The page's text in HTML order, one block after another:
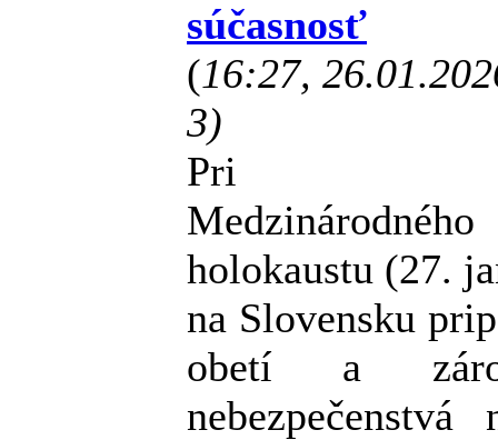
súčasnosť
(16:27,
3)
Pri
holokaustu (27.
na Slovensku
obetí a